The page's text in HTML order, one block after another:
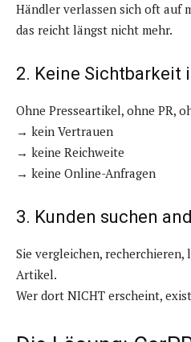
Händler verlassen sich oft auf
das reicht längst nicht mehr.
2. Keine Sichtbarkeit
Ohne Presseartikel, ohne PR,
→ kein Vertrauen
→ keine Reichweite
→ keine Online-Anfragen
3. Kunden suchen
Sie vergleichen, recherchieren,
Artikel.
Wer dort NICHT erscheint,